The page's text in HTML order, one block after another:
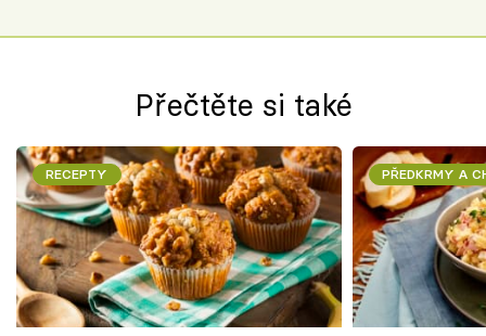
Přečtěte si také
RECEPTY PŘEDKRMY A